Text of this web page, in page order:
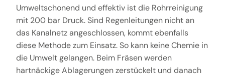
Umweltschonend und effektiv ist die Rohrreinigung
mit 200 bar Druck. Sind Regenleitungen nicht an
das Kanalnetz angeschlossen, kommt ebenfalls
diese Methode zum Einsatz. So kann keine Chemie in
die Umwelt gelangen. Beim Fräsen werden
hartnäckige Ablagerungen zerstückelt und danach